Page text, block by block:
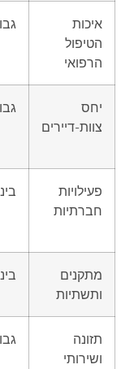
איכות
הטיפול
הרפואי
יחס
צוות-דיירים
פעילויות
חברתיות
מתקנים
ותשתיות
תזונה
ושירותי